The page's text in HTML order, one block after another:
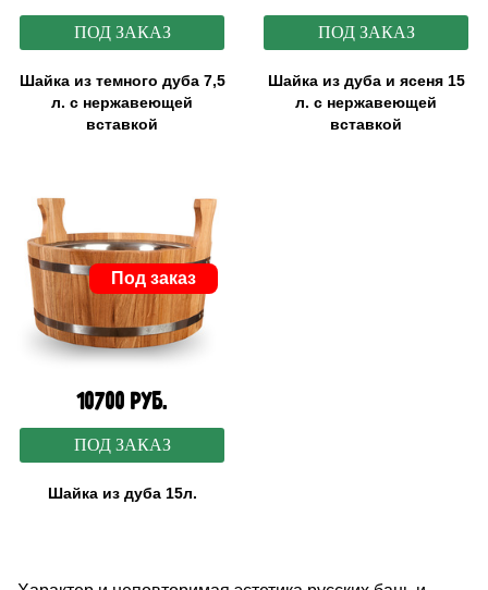
ПОД ЗАКАЗ
Шайка из темного дуба 7,5
л. с нержавеющей
вставкой
ПОД ЗАКАЗ
Шайка из дуба и ясеня 15
л. с нержавеющей
вставкой
Под заказ
10700 руб.
ПОД ЗАКАЗ
Шайка из дуба 15л.